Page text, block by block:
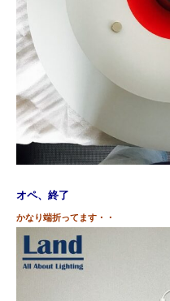
オペ、終了
かなり端折ってます・・